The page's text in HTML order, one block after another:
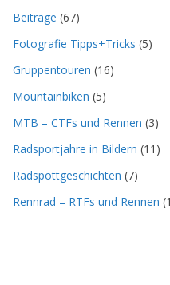
Beiträge (67)
Fotografie Tipps+Tricks (5)
Gruppentouren (16)
Mountainbiken (5)
MTB – CTFs und Rennen (3)
Radsportjahre in Bildern (11)
Radspottgeschichten (7)
Rennrad – RTFs und Rennen